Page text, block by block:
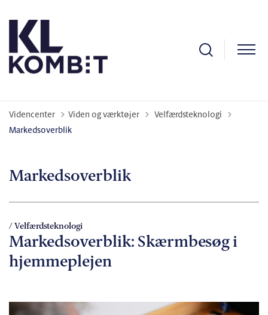
Videncenter Viden og værktøjer Tilbage til
Velfærdsteknologi
Markedsoverblik
Markedsoverblik
/ Velfærdsteknologi
Markedsoverblik: Skærmbesøg i
hjemmeplejen